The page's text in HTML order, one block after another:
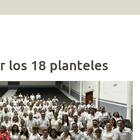
los 18 planteles